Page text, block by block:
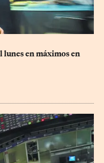
lunes en máximos en